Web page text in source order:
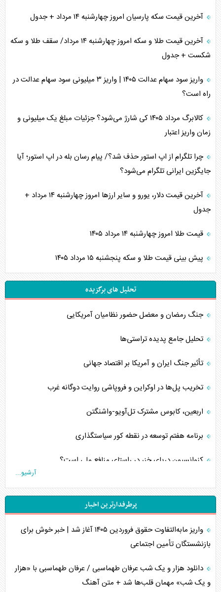
آخرین قیمت سکه پارسیان امروز چهارشنبه ۱۴ مرداد + جدول
آخرین قیمت طلا و سکه امروز چهارشنبه ۱۴ مرداد/ سقف طلا و سکه
شکست + جدول
واریز سود سهام عدالت ۱۴۰۵ | واریز ۳ میلیونی سود سهام عدالت در
راه است؟
کالابرگ مرداد ۱۴۰۵ کی شارژ می‌شود؟ جزئیات مبلغ یک میلیونی و
زمان واریز اعتبار
چرا تلگرام از اپ استور حذف شد؟/ پیام رسان بله در اپ استور؛ آیا
جایگزین ایرانی تلگرام می‌شود؟
آخرین قیمت دلار، یورو و سایر ارز‌ها امروز چهارشنبه ۱۴ مرداد +
جدول
قیمت طلا امروز چهارشنبه ۱۴ مرداد ۱۴۰۵
پیش بینی قیمت طلا و سکه پنجشنبه ۱۵ مرداد ۱۴۰۵
تحلیل های برگزیده
جنگ رمضان و معضل حضور نظامیان آمریکایی
تحلیل جامع پدیده تراستی‌ها
تأثیر جنگ ایران و آمریکا بر اقتصاد جهانی
تخریب پل‌ها در اوکراین و فروپاشی روایت دوگانه غرب
اربعین، کابوس مشترک تل‌آویو-واشنگتن
برنامه هفتم توسعه در نقطه کور سیاستگذاری
کنوانسیون دریای خزر در راستای منافع ملی است؟
اوکراین بازوی مخرب آمریکا در غرب آسیا
اهمیت راهبردی اردن برای آمریکا
پیام، ظرفیت بالفعل‌نشده تجارت ایران
ترامپ و توهم خلع سلاح حماس
آرشیو...
پرطرفدارترین اخبار
واریز مابه‌التفاوت حقوق فروردین ۱۴۰۵ آغاز شد | خبر خوش برای
بازنشستگان تأمین اجتماعی
دانلود هزار و یک شب عرفان طهماسبی / عرفان طهماسبی با «هزار
و یک شب» مهمان قلب‌ها شد + متن آهنگ